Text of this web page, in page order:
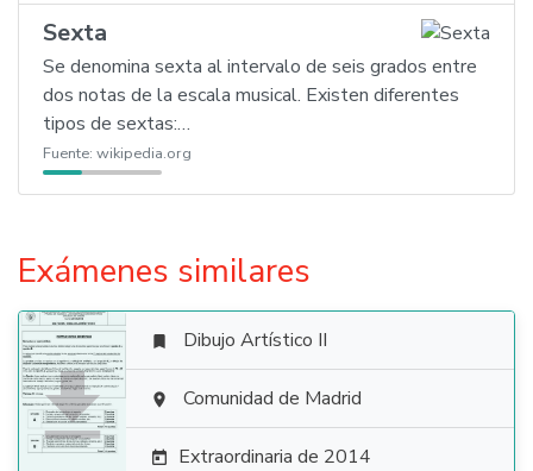
Sexta
Se denomina sexta al intervalo de seis grados entre
dos notas de la escala musical. Existen diferentes
tipos de sextas:…
Fuente: wikipedia.org
Exámenes similares

 Dibujo Artístico II
 Comunidad de Madrid
 Extraordinaria de 2014